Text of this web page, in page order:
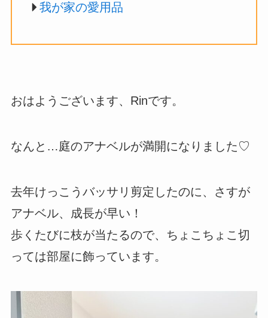
我が家の愛用品
おはようございます、Rinです。
なんと…庭のアナベルが満開になりました♡
去年けっこうバッサリ剪定したのに、さすが
アナベル、成長が早い！
歩くたびに枝が当たるので、ちょこちょこ切
っては部屋に飾っています。